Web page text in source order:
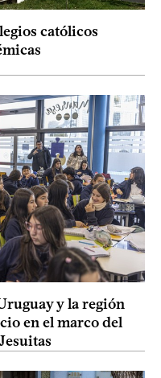
católicos
y la región
en el marco del